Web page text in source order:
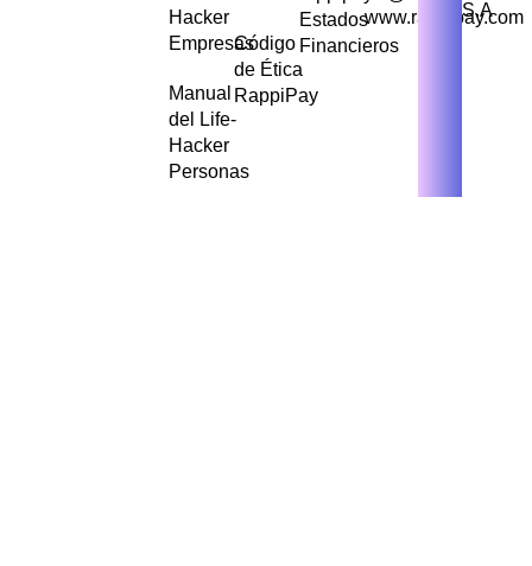
Hacker
Empresas
Manual
del Life-
Hacker
Personas
Código
de Ética
RappiPay
Estados
Financieros
www.rappipay.com
S.A